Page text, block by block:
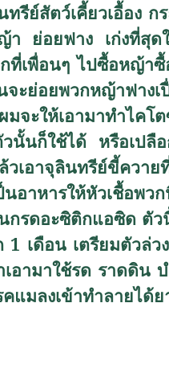
รีย์สัตว์เคี้ยวเอื้อง
ย่อยฟาง เก่งที่สุ
ที่เพื่อนๆ ไปซื้อหญ้า
ย่อยพวกหญ้าฟางเ
จะให้เอามาทำไค
นั้นก็ใช้ได้ หรือเป
เอาจุลินทรีย์ขี้ควา
อาหารให้หัวเชื้อพ
กรดอะซิติกแอซิด
1 เดือน เตรียมตัว
อามาใช้รด ราดดิน
แมลงเข้าทำลายได้